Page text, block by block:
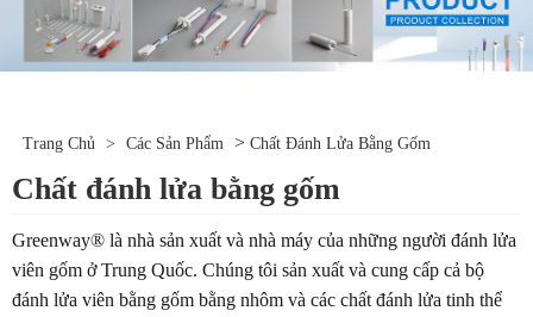
Trang Chủ > Các Sản Phẩm > Chất Đánh Lửa Bằng Gốm
Chất đánh lửa bằng gốm
Greenway® là nhà sản xuất và nhà máy của những người đánh lửa
viên gốm ở Trung Quốc. Chúng tôi sản xuất và cung cấp cả bộ
đánh lửa viên bằng gốm bằng nhôm và các chất đánh lửa tinh thể